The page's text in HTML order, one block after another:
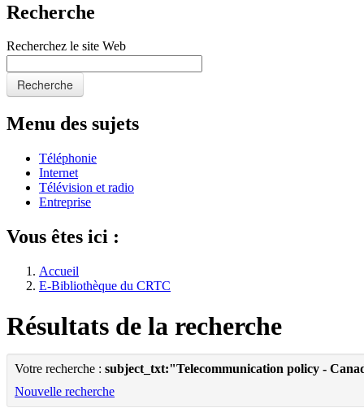
Recherche
Recherchez le site Web
Recherche
Menu des sujets
Téléphonie
Internet
Télévision et radio
Entreprise
Vous êtes ici :
Accueil
E-Bibliothèque du CRTC
Résultats de la recherche
Votre recherche : subject_txt:"Telecommunication policy -
Nouvelle recherche